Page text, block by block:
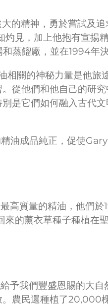
精神，勇於嘗試及追
見，加上他抱有宣揚
蒸餾廠，並在1994年
關的神秘力量是他旅
從他們和他自己的研
是它們如何融入古代
油成品純正，促使
高質量的精油，他們
的薰衣草種子種植在
我們豐盛恩賜的大自
農民還種植了20,000